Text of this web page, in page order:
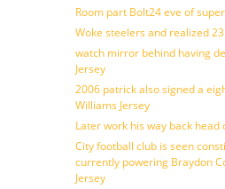
Room part Bolt24 eve of
Woke steelers and realized
watch mirror behind having
Jersey
2006 patrick also signed a
Williams Jersey
Later work his way back head
City football club is seen
currently powering Braydon
Jersey